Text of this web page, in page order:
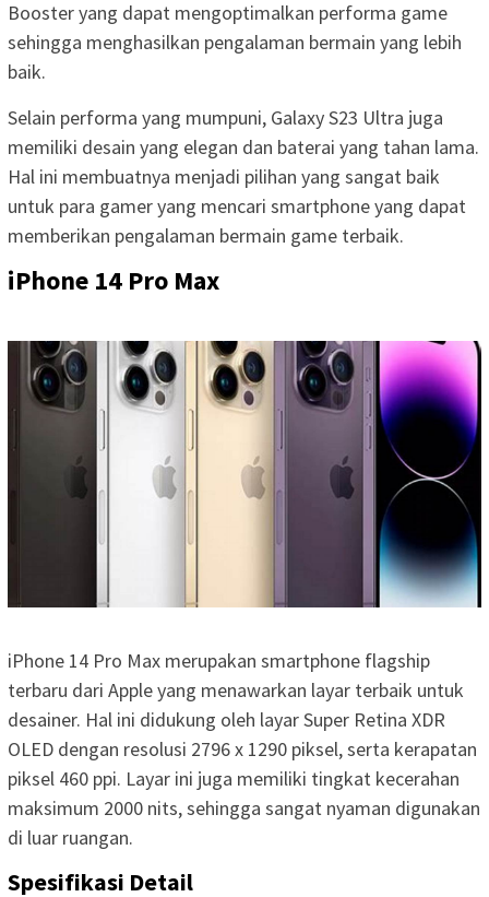
Booster yang dapat mengoptimalkan performa game
sehingga menghasilkan pengalaman bermain yang lebih
baik.
Selain performa yang mumpuni, Galaxy S23 Ultra juga
memiliki desain yang elegan dan baterai yang tahan lama.
Hal ini membuatnya menjadi pilihan yang sangat baik
untuk para gamer yang mencari smartphone yang dapat
memberikan pengalaman bermain game terbaik.
iPhone 14 Pro Max
iPhone 14 Pro Max merupakan smartphone flagship
terbaru dari Apple yang menawarkan layar terbaik untuk
desainer. Hal ini didukung oleh layar Super Retina XDR
OLED dengan resolusi 2796 x 1290 piksel, serta kerapatan
piksel 460 ppi. Layar ini juga memiliki tingkat kecerahan
maksimum 2000 nits, sehingga sangat nyaman digunakan
di luar ruangan.
Spesifikasi Detail